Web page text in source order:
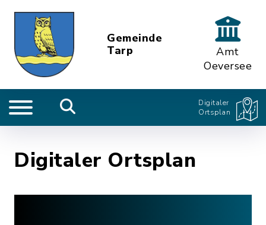
Gemeinde
Tarp
Amt
Oeversee
Digitaler
Ortsplan
Digitaler Ortsplan